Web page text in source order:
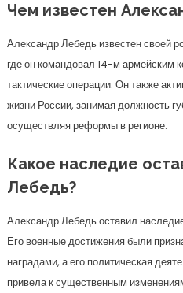
Чем известен
Александр Лебедь известен своей
где он командовал 14-м армейским
тактические операции. Он также
жизни России, занимая должность
осуществляя реформы в регионе.
Какое наследие
Лебедь?
Александр Лебедь оставил
Его военные достижения были
наградами, а его политическая
привела к существенным